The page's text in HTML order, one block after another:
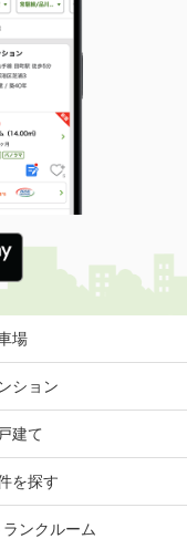
場
ション
建て
を探す
ンクルーム